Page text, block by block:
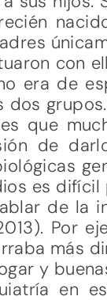
con
era de
que
de
es
de la
Por
más
y
en